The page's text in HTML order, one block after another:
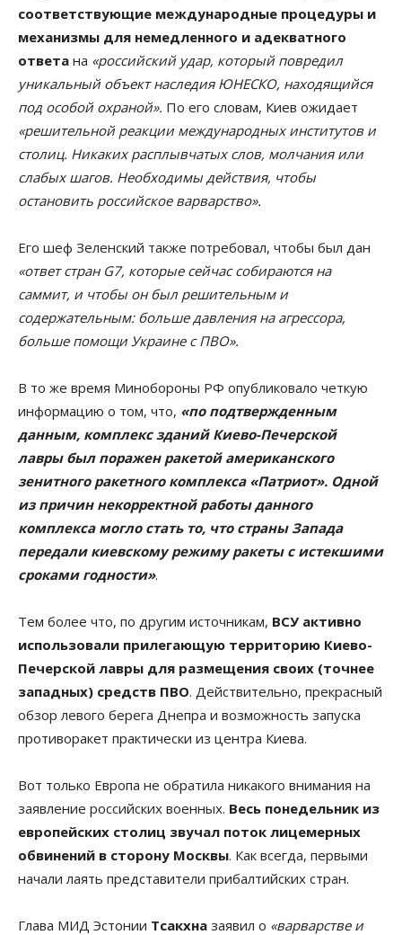
соответствующие международные процедуры и
механизмы для немедленного и адекватного
ответа на «российский удар, который повредил
уникальный объект наследия ЮНЕСКО, находящийся
под особой охраной». По его словам, Киев ожидает
«решительной реакции международных институтов и
столиц. Никаких расплывчатых слов, молчания или
слабых шагов. Необходимы действия, чтобы
остановить российское варварство».
Его шеф Зеленский также потребовал, чтобы был дан
«ответ стран G7, которые сейчас собираются на
саммит, и чтобы он был решительным и
содержательным: больше давления на агрессора,
больше помощи Украине с ПВО».
В то же время Минобороны РФ опубликовало четкую
информацию о том, что, «по подтвержденным
данным, комплекс зданий Киево-Печерской
лавры был поражен ракетой американского
зенитного ракетного комплекса «Патриот». Одной
из причин некорректной работы данного
комплекса могло стать то, что страны Запада
передали киевскому режиму ракеты с истекшими
сроками годности».
Тем более что, по другим источникам, ВСУ активно
использовали прилегающую территорию Киево-
Печерской лавры для размещения своих (точнее
западных) средств ПВО. Действительно, прекрасный
обзор левого берега Днепра и возможность запуска
противоракет практически из центра Киева.
Вот только Европа не обратила никакого внимания на
заявление российских военных. Весь понедельник из
европейских столиц звучал поток лицемерных
обвинений в сторону Москвы. Как всегда, первыми
начали лаять представители прибалтийских стран.
Глава МИД Эстонии Тсакхна заявил о «варварстве и